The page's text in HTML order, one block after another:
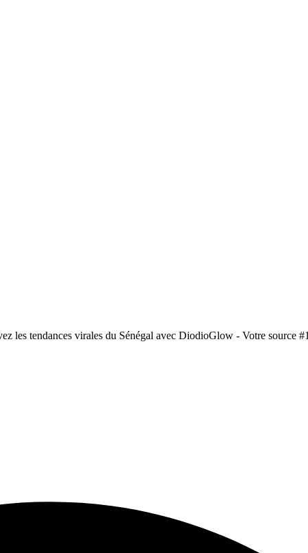
les tendances virales du Sénégal avec DiodioGlow - Votre source